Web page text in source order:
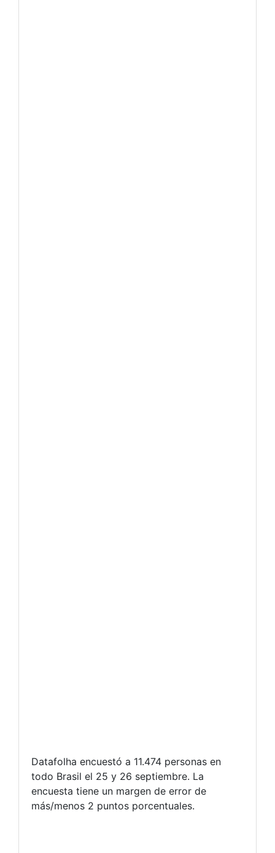
Datafolha encuestó a 11.474 personas en
todo Brasil el 25 y 26 septiembre. La
encuesta tiene un margen de error de
más/menos 2 puntos porcentuales.